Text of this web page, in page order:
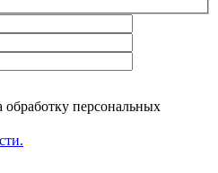
обработку персональных